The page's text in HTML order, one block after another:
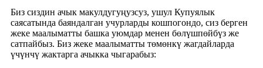
Биз сиздин ачык макулдугуңузсуз, ушул Купуялык
саясатында баяндалган учурларды кошпогондо, сиз берген
жеке маалыматты башка уюмдар менен бөлүшпөйбүз же
сатпайбыз. Биз жеке маалыматты төмөнкү жагдайларда
үчүнчү жактарга ачыкка чыгарабыз: